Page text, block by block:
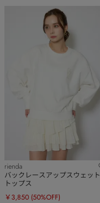
rienda
バックレースアップスウェット
トップス
￥3,850 (50%OFF)